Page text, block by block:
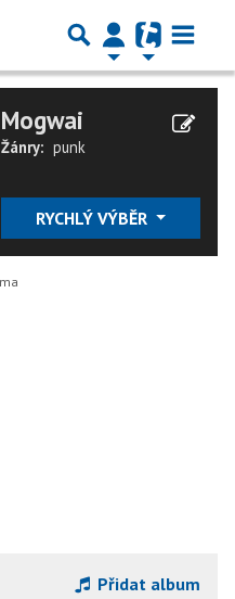
Mogwai
Žánry: punk
RYCHLÝ VÝBĚR
Přidat album